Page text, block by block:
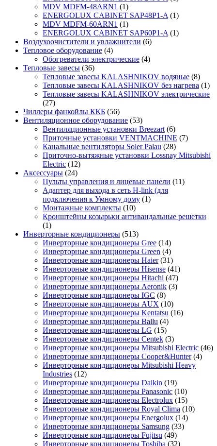
MDV MDFM-48ARN1 (1)
ENERGOLUX CABINET SAP48P1-A (1)
MDV MDFM-60ARN1 (1)
ENERGOLUX CABINET SAP60P1-A (1)
Воздухоочистители и увлажнители (6)
Тепловое оборудование (4)
Обогреватели электрические (4)
Тепловые завесы (36)
Тепловые завесы KALASHNIKOV водяные (8)
Тепловые завесы KALASHNIKOV без нагрева (1)
Тепловые завесы KALASHNIKOV электрические
(27)
Чиллеры фанкойлы ККБ (56)
Вентиляционное оборудование (53)
Вентиляционные установки Breezart (6)
Приточные установки VENTMACHINE (7)
Канальные вентиляторы Soler Palau (28)
Приточно-вытяжные установки Lossnay Mitsubishi
Electric (12)
Аксессуары (24)
Пульты управления и лицевые панели (11)
Адаптер для выхода в сеть H-link (для
подключения к Умному дому (1)
Монтажные комплекты (10)
Кронштейны козырьки антивандальные решетки
(1)
Инверторные кондиционеры (513)
Инверторные кондиционеры Gree (14)
Инверторные кондиционеры Green (4)
Инверторные кондиционеры Haier (31)
Инверторные кондиционеры Hisense (41)
Инверторные кондиционеры Hitachi (47)
Инверторные кондиционеры Aeronik (3)
Инверторные кондиционеры IGC (8)
Инверторные кондиционеры AUX (10)
Инверторные кондиционеры Kentatsu (16)
Инверторные кондиционеры Ballu (4)
Инверторные кондиционеры LG (15)
Инверторные кондиционеры Centek (3)
Инверторные кондиционеры Mitsubishi Electric (46)
Инверторные кондиционеры Cooper&Hunter (4)
Инверторные кондиционеры Mitsubishi Heavy
Industries (12)
Инверторные кондиционеры Daikin (19)
Инверторные кондиционеры Panasonic (10)
Инверторные кондиционеры Electrolux (15)
Инверторные кондиционеры Royal Clima (10)
Инверторные кондиционеры Energolux (14)
Инверторные кондиционеры Samsung (33)
Инверторные кондиционеры Fujitsu (49)
Инверторные кондиционеры Toshiba (32)